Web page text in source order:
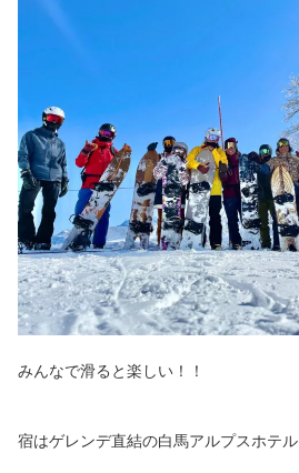
みんなで滑ると楽しい！！
宿はゲレンデ直結の白馬アルプスホテル